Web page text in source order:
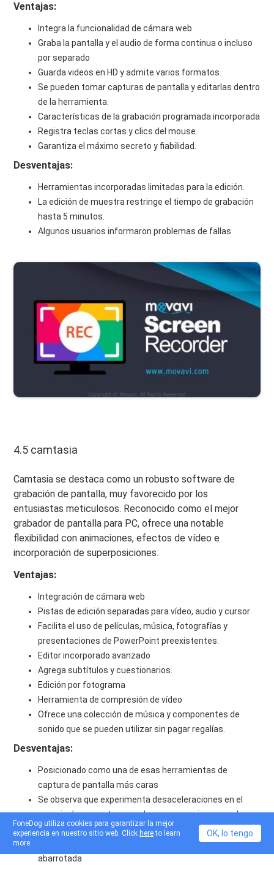
Ventajas:
Integra la funcionalidad de cámara web
Graba la pantalla y el audio de forma continua o incluso
por separado
Guarda videos en HD y admite varios formatos.
Se pueden tomar capturas de pantalla y editarlas dentro
de la herramienta.
Características de la grabación programada incorporada
Registra teclas cortas y clics del mouse.
Garantiza el máximo secreto y fiabilidad.
Desventajas:
Herramientas incorporadas limitadas para la edición.
La edición de muestra restringe el tiempo de grabación
hasta 5 minutos.
Algunos usuarios informaron problemas de fallas
4.5 camtasia
Camtasia se destaca como un robusto software de
grabación de pantalla, muy favorecido por los
entusiastas meticulosos. Reconocido como el mejor
grabador de pantalla para PC, ofrece una notable
flexibilidad con animaciones, efectos de vídeo e
incorporación de superposiciones.
Ventajas:
Integración de cámara web
Pistas de edición separadas para vídeo, audio y cursor
Facilita el uso de películas, música, fotografías y
presentaciones de PowerPoint preexistentes.
Editor incorporado avanzado
Agrega subtítulos y cuestionarios.
Edición por fotograma
Herramienta de compresión de vídeo
Ofrece una colección de música y componentes de
sonido que se pueden utilizar sin pagar regalías.
Desventajas:
Posicionado como una de esas herramientas de
captura de pantalla más caras
Se observa que experimenta desaceleraciones en el
manejo de proyectos grandes y que requieren muchos
recursos.
Incluye una configuración multipista compleja y
abarrotada
FoneDog utiliza cookies para garantizar la mejor
experiencia en nuestro sitio web. Click hereto learn
more.
OK, lo tengo